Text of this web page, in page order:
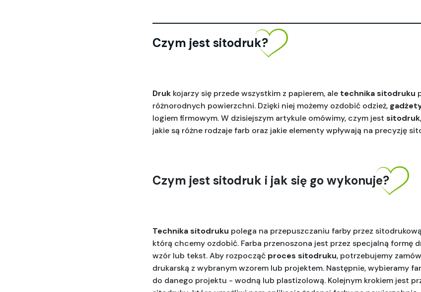
Czym jest sitodruk?
Druk kojarzy się przede wszystkim z papierem, ale technika sitodruku
różnorodnych powierzchni. Dzięki niej możemy ozdobić odzież,
logiem firmowym. W dzisiejszym artykule omówimy, czym jest sitodruk
jakie są różne rodzaje farb oraz jakie elementy wpływają na precyzję
Czym jest sitodruk i jak się go wykonuje?
Technika sitodruku polega na przepuszczaniu farby przez
którą chcemy ozdobić. Farba przenoszona jest przez specjalną formę
wzór lub tekst. Aby rozpocząć proces sitodruku, potrzebujemy
drukarską z wybranym wzorem lub projektem. Następnie, wybieramy
do danego projektu - wodną lub plastizolową. Kolejnym krokiem jest